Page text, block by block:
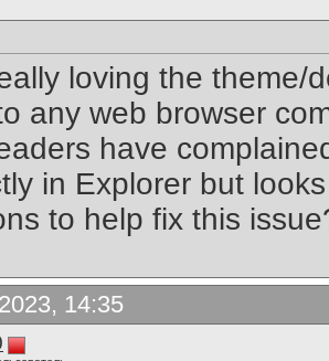
loving the theme/
any web browser
have
in Explorer but
to help fix this
14:35